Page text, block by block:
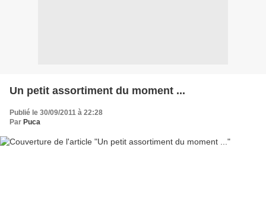
Un petit assortiment du moment ...
Publié le 30/09/2011 à 22:28
Par Puca